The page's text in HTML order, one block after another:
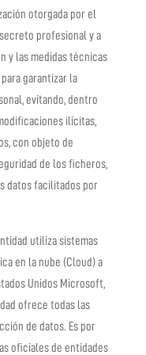
otorgada por el
profesional y a
y las medidas técnicas
garantizar la
evitando, dentro
ilícitas,
con objeto de
de los ficheros,
datos facilitados por
utiliza sistemas
en la nube (Cloud) a
Unidos Microsoft,
ofrece todas las
de datos. Es por
oficiales de entidades